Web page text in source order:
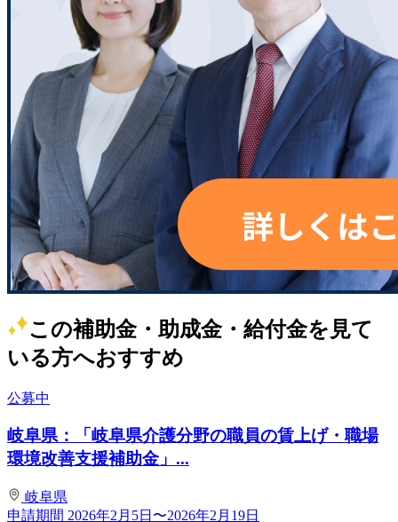
この補助金・助成金・給付金を見て
いる方へおすすめ
公募中
岐阜県：「岐阜県介護分野の職員の賃上げ・職場
環境改善支援補助金」...
岐阜県
申請期間 2026年2月5日〜2026年2月19日